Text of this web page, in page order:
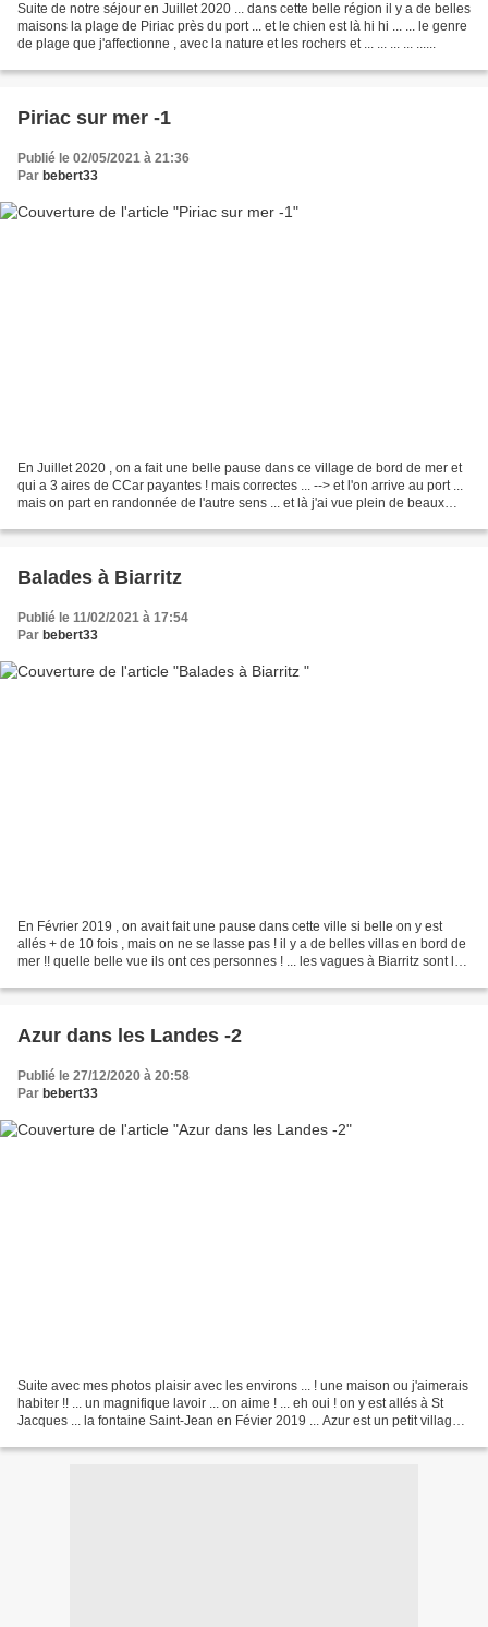
Suite de notre séjour en Juillet 2020 ... dans cette belle région il y a de belles
maisons la plage de Piriac près du port ... et le chien est là hi hi ... ... le genre
de plage que j'affectionne , avec la nature et les rochers et ... ... ... ... ......
Piriac sur mer -1
Publié le 02/05/2021 à 21:36
Par bebert33
En Juillet 2020 , on a fait une belle pause dans ce village de bord de mer et
qui a 3 aires de CCar payantes ! mais correctes ... --> et l'on arrive au port ...
mais on part en randonnée de l'autre sens ... et là j'ai vue plein de beaux
Balades à Biarritz
Publié le 11/02/2021 à 17:54
Par bebert33
En Février 2019 , on avait fait une pause dans cette ville si belle on y est
allés + de 10 fois , mais on ne se lasse pas ! il y a de belles villas en bord de
mer !! quelle belle vue ils ont ces personnes ! ... les vagues à Biarritz sont le
Azur dans les Landes -2
Publié le 27/12/2020 à 20:58
Par bebert33
Suite avec mes photos plaisir avec les environs ... ! une maison ou j'aimerais
habiter !! ... un magnifique lavoir ... on aime ! ... eh oui ! on y est allés à St
Jacques ... la fontaine Saint-Jean en Févier 2019 ... Azur est un petit village